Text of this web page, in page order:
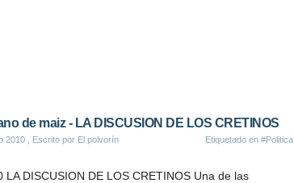
de maiz - LA DISCUSION DE LOS CRETINOS
2010 , Escrito por El polvorín Etiquetado en #Politica
LA DISCUSION DE LOS CRETINOS Una de las